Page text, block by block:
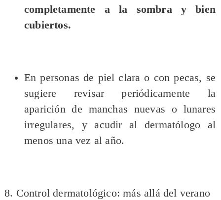
completamente a la sombra y bien
cubiertos.
En personas de piel clara o con pecas, se
sugiere revisar periódicamente la
aparición de manchas nuevas o lunares
irregulares, y acudir al dermatólogo al
menos una vez al año.
8. Control dermatológico: más allá del verano